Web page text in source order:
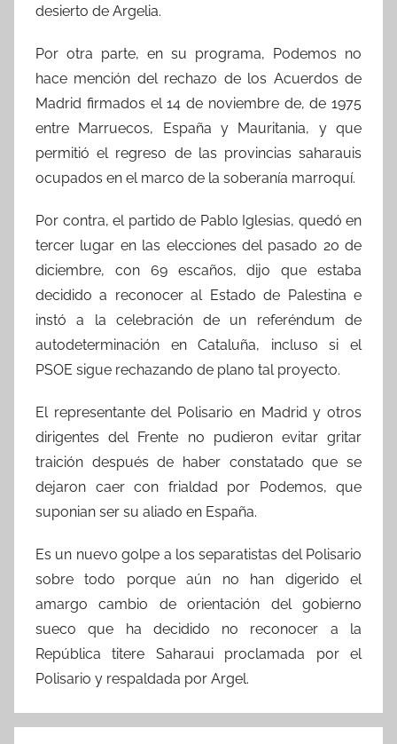
desierto de Argelia.
Por otra parte, en su programa, Podemos no
hace mención del rechazo de los Acuerdos de
Madrid firmados el 14 de noviembre de, de 1975
entre Marruecos, España y Mauritania, y que
permitió el regreso de las provincias saharauis
ocupados en el marco de la soberanía marroquí.
Por contra, el partido de Pablo Iglesias, quedó en
tercer lugar en las elecciones del pasado 20 de
diciembre, con 69 escaños, dijo que estaba
decidido a reconocer al Estado de Palestina e
instó a la celebración de un referéndum de
autodeterminación en Cataluña, incluso si el
PSOE sigue rechazando de plano tal proyecto.
El representante del Polisario en Madrid y otros
dirigentes del Frente no pudieron evitar gritar
traición después de haber constatado que se
dejaron caer con frialdad por Podemos, que
suponian ser su aliado en España.
Es un nuevo golpe a los separatistas del Polisario
sobre todo porque aún no han digerido el
amargo cambio de orientación del gobierno
sueco que ha decidido no reconocer a la
República titere Saharaui proclamada por el
Polisario y respaldada por Argel.